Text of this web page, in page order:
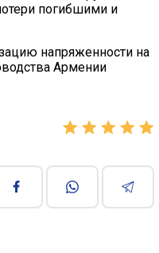
погибшими и
напряженности на
Армении